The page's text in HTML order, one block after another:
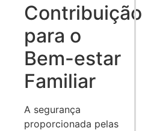
Contribuição
para o
Bem-estar
Familiar
A segurança
proporcionada pelas